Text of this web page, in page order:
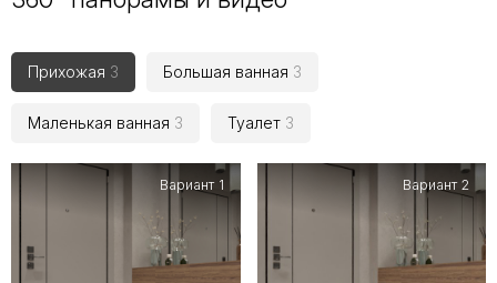
Прихожая 3 Большая ванная 3
Маленькая ванная 3 Туалет 3
Вариант 1 Вариант 2